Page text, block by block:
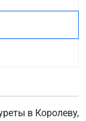
в Королеву,